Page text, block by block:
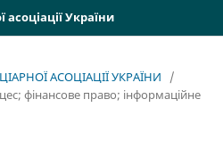
асоціації України
АСОЦІАЦІЇ УКРАЇНИ
/
фінансове право; інформаційне